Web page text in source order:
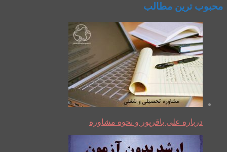
محبوب ترین مطالب
درباره علی باقرپور و نحوه مشاوره